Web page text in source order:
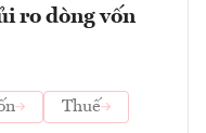
ro dòng vốn
Thuế